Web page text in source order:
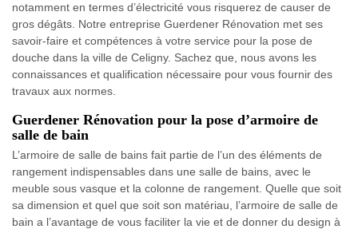
notamment en termes d’électricité vous risquerez de causer de
gros dégâts. Notre entreprise Guerdener Rénovation met ses
savoir-faire et compétences à votre service pour la pose de
douche dans la ville de Celigny. Sachez que, nous avons les
connaissances et qualification nécessaire pour vous fournir des
travaux aux normes.
Guerdener Rénovation pour la pose d’armoire de
salle de bain
L’armoire de salle de bains fait partie de l’un des éléments de
rangement indispensables dans une salle de bains, avec le
meuble sous vasque et la colonne de rangement. Quelle que soit
sa dimension et quel que soit son matériau, l’armoire de salle de
bain a l’avantage de vous faciliter la vie et de donner du design à